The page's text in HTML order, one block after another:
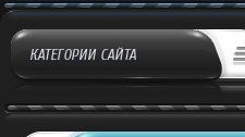
КАТЕГОРИИ САЙТА